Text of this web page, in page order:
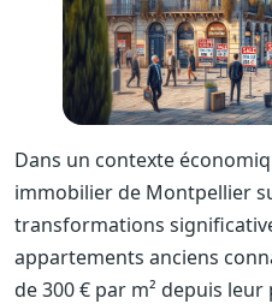
Dans un contexte
immobilier de Montpellier
transformations
appartements anciens
de 300 € par m² depuis